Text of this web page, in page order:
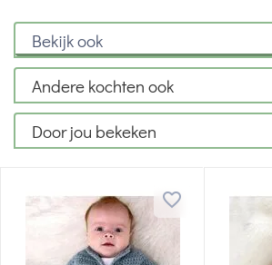
Bekijk ook
Andere kochten ook
Door jou bekeken